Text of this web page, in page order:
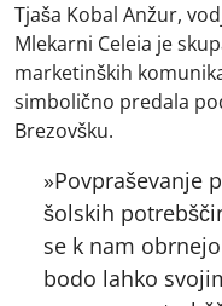
Tjaša Kobal Anžur,
Mlekarni Celeia je
marketinških
simbolično predala
Brezovšku.
»Povpraševanje
šolskih
se k nam
bodo lahko